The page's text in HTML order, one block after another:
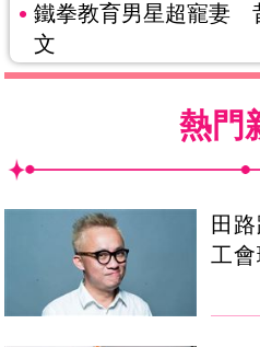
鐵拳教育男星超寵妻
文
熱門
田
工